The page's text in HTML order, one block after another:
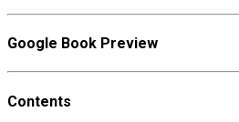
Google Book Preview
Contents